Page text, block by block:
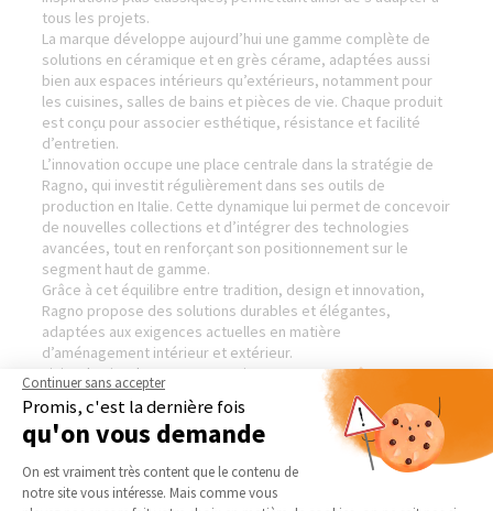
tous les projets.
La marque développe aujourd’hui une gamme complète de
solutions en céramique et en grès cérame, adaptées aussi
bien aux espaces intérieurs qu’extérieurs, notamment pour
les cuisines, salles de bains et pièces de vie. Chaque produit
est conçu pour associer esthétique, résistance et facilité
d’entretien.
L’innovation occupe une place centrale dans la stratégie de
Ragno, qui investit régulièrement dans ses outils de
production en Italie. Cette dynamique lui permet de concevoir
de nouvelles collections et d’intégrer des technologies
avancées, tout en renforçant son positionnement sur le
segment haut de gamme.
Grâce à cet équilibre entre tradition, design et innovation,
Ragno propose des solutions durables et élégantes,
adaptées aux exigences actuelles en matière
d’aménagement intérieur et extérieur.
Visiter le site de notre partenaire :
Ragno — Revêtements
sols et murs
AGENCE DE VALENCE -
NOS DOMAINES
Continuer sans accepter
Promis, c'est la dernière fois
qu'on vous demande
Plateforme de Gestion du
On est vraiment très content que le contenu de
notre site vous intéresse. Mais comme vous